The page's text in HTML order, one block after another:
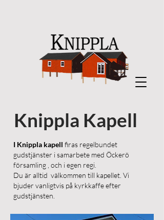
Knippla Kapell
I Knippla kapell firas regelbundet
gudstjänster i samarbete med Öckerö
församling , och i egen regi.
Du är alltid välkommen till kapellet. Vi
bjuder vanligtvis på kyrkkaffe efter
gudstjänsten.